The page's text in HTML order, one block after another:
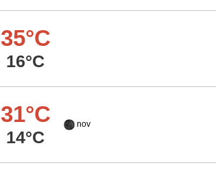
35°C
16°C
31°C
14°C
nov